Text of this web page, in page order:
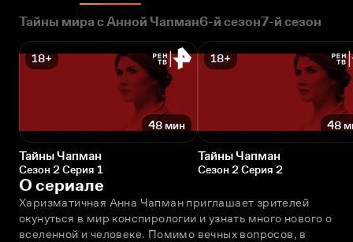
Тайны мира с Анной Чапман6-й сезон7-й сезон
18+
48 мин
Тайны Чапман
Сезон 2 Серия 1
18+
48
Тайны Чапман
Сезон 2 Серия 2
О сериале
Харизматичная Анна Чапман приглашает зрителей
окунуться в мир конспирологии и узнать много нового о
вселенной и человеке. Помимо вечных вопросов, в